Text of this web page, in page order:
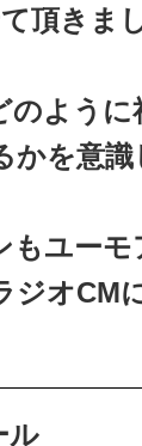
頂きまし
のよう
を意識
もユー
オCM
ル